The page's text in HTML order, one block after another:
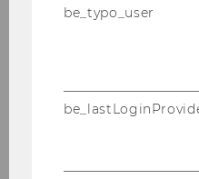
Exercise No. 13:
Exercise No. 14: A
be_typo_user